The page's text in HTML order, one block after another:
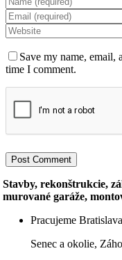
Save my name, email,
time I comment.
Stavby, rekonštrukcie,
murované garáže,
Pracujeme
Senec a okolie,